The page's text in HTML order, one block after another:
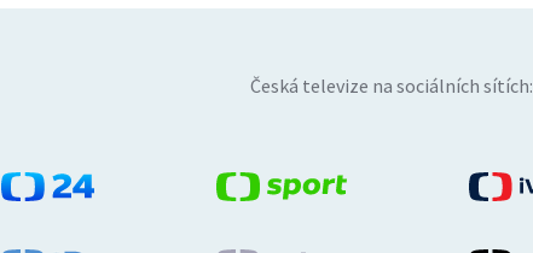
Česká televize na sociálních sítích: